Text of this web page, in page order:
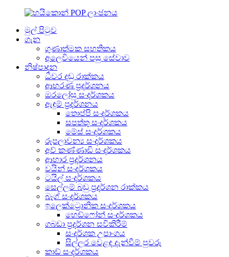
මුල් පිටුව
ගැන
ගුණාත්මක සහතිකය
අලෙවියෙන් පසු සේවාව
නිෂ්පාදන
ධීවර දඬු රාක්කය
ආභරණ ප්‍රදර්ශනය
ඔරලෝසු සංදර්ශකය
ඇඳුම් ප්‍රදර්ශනය
තොප්පි සංදර්ශකය
සපත්තු සංදර්ශකය
මේස් සංදර්ශකය
රූපලාවන්‍ය සංදර්ශකය
අව් කණ්ණාඩි සංදර්ශකය
ආහාර ප්‍රදර්ශනය
වයින් සංදර්ශකය
ටයිල් සංදර්ශකය
සෙල්ලම් බඩු ප්‍රදර්ශන රාක්කය
බෑග් සංදර්ශකය
ඉලෙක්ට්‍රොනික සංදර්ශකය
හෙඩ්ෆෝන් සංදර්ශකය
ගබඩා ප්‍රදර්ශන සවිකිරීම්
සංදර්ශක උපාංගය
සිල්ලර වෙළඳ දැන්වීම් පුවරු
කාඩ් සංදර්ශකය